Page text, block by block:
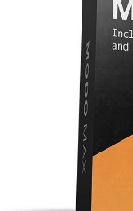
ドラム
キーボード
管楽器
アンプ